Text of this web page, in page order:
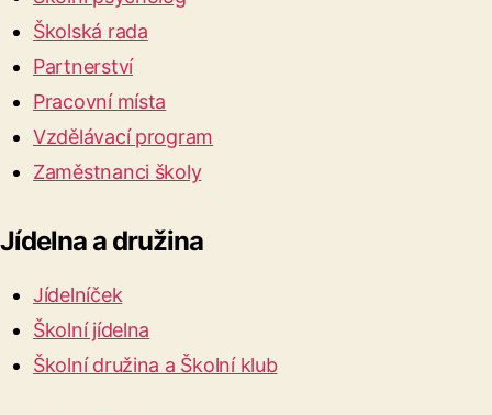
Školská rada
Partnerství
Pracovní místa
Vzdělávací program
Zaměstnanci školy
Jídelna a družina
Jídelníček
Školní jídelna
Školní družina a Školní klub